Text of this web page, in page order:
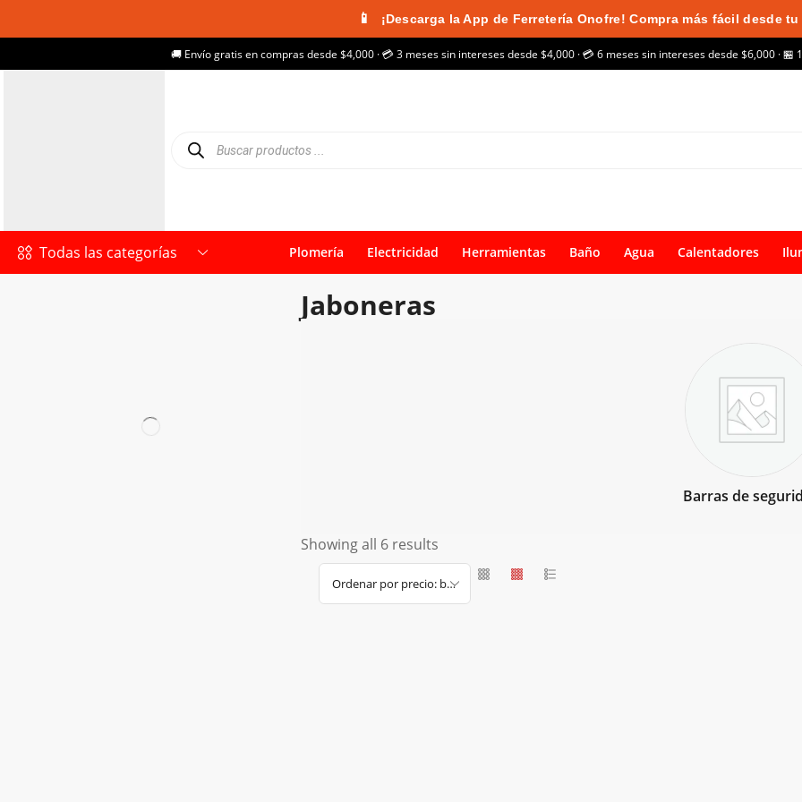
📱 ¡Descarga la App de Ferretería Onofre! Compra más fácil desde
🚚 Envío gratis en compras desde $4,000 · 💳 3 meses sin intereses desde $4,000 · 💳 6 meses sin intereses desde $6,000 ·
Todas las categorías Plomería Electricidad Herramientas Baño Agua Calentadores
Jaboneras
Barras de
Showing all 6 results